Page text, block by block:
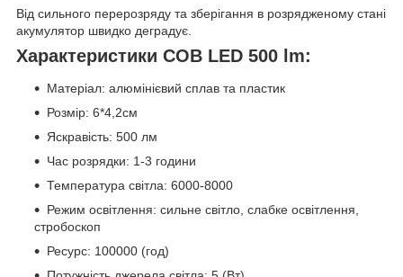
Від сильного перерозряду та зберігання в розрядженому стані
акумулятор швидко деградує.
Характеристики COB LED 500 lm:
Матеріал: алюмінієвий сплав та пластик
Розмір: 6*4,2см
Яскравість: 500 лм
Час розрядки: 1-3 години
Температура світла: 6000-8000
Режим освітлення: сильне світло, слабке освітлення,
стробоскоп
Ресурс: 100000 (год)